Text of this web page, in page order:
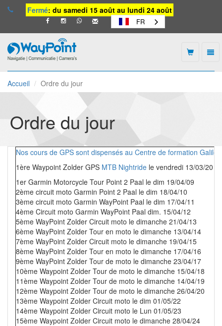
Fermé: du samedi 15 août au lundi 24 août
FR
-
vers
la
d'accueil
Accueil Ordre du jour
Ordre du jour
Nos cours de GPS sont dispensés au Centre de formation
1ère Waypoint Zolder GPS MTB Nightride le vendredi 13/03/20
1er Garmin Motorcycle Tour Point 2 Paal le dim 19/04/09
2ème circuit moto Garmin Point 2 Paal le dim 18/04/10
3ème circuit moto Garmin WayPoint Paal le dim 17/04/11
4ème Circuit moto Garmin WayPoint Paal dim. 15/04/12
5ème WayPoint Zolder Circuit moto le dimanche 21/04/13
6ème WayPoint Zolder Tour en moto le dimanche 13/04/14
7ème WayPoint Zolder Circuit moto le dimanche 19/04/15
8ème WayPoint Zolder Tour en moto le dimanche 17/04/16
9ème WayPoint Zolder Tour de moto le dimanche 23/04/17
10ème Waypoint Zolder Tour de moto le dimanche 15/04/18
11ème Waypoint Zolder Tour de moto le dimanche 14/04/19
12ème Waypoint Zolder Tour de moto le dimanche 26/04/20
13ème Waypoint Zolder Circuit moto le dim 01/05/22
14ème Waypoint Zolder Circuit moto le Lun 01/05/23
15ème Waypoint Zolder Circuit moto le dimanche 28/04/24